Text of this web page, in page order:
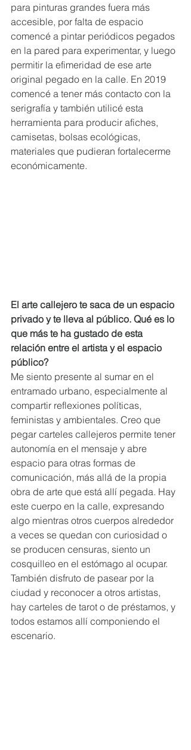
para pinturas grandes fuera más
accesible, por falta de espacio
comencé a pintar periódicos pegados
en la pared para experimentar, y luego
permitir la efimeridad de ese arte
original pegado en la calle. En 2019
comencé a tener más contacto con la
serigrafía y también utilicé esta
herramienta para producir afiches,
camisetas, bolsas ecológicas,
materiales que pudieran fortalecerme
económicamente.
El arte callejero te saca de un espacio
privado y te lleva al público. Qué es lo
que más te ha gustado de esta
relación entre el artista y el espacio
público?
Me siento presente al sumar en el
entramado urbano, especialmente al
compartir reflexiones políticas,
feministas y ambientales. Creo que
pegar carteles callejeros permite tener
autonomía en el mensaje y abre
espacio para otras formas de
comunicación, más allá de la propia
obra de arte que está allí pegada. Hay
este cuerpo en la calle, expresando
algo mientras otros cuerpos alrededor
a veces se quedan con curiosidad o
se producen censuras, siento un
cosquilleo en el estómago al ocupar.
También disfruto de pasear por la
ciudad y reconocer a otros artistas,
hay carteles de tarot o de préstamos, y
todos estamos allí componiendo el
escenario.